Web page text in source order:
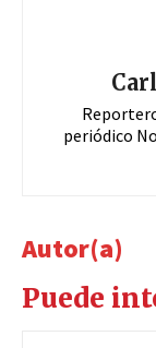
periódico
Autor(a)
Puede